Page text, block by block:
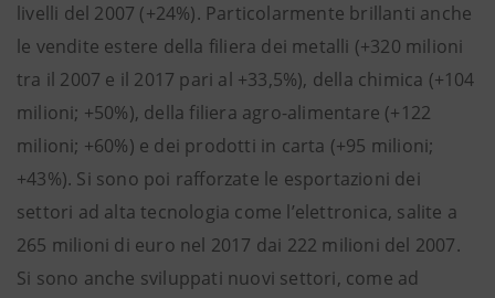
livelli del 2007 (+24%). Particolarmente brillanti anche
le vendite estere della filiera dei metalli (+320 milioni
tra il 2007 e il 2017 pari al +33,5%), della chimica (+104
milioni; +50%), della filiera agro-alimentare (+122
milioni; +60%) e dei prodotti in carta (+95 milioni;
+43%). Si sono poi rafforzate le esportazioni dei
settori ad alta tecnologia come l’elettronica, salite a
265 milioni di euro nel 2017 dai 222 milioni del 2007.
Si sono anche sviluppati nuovi settori, come ad